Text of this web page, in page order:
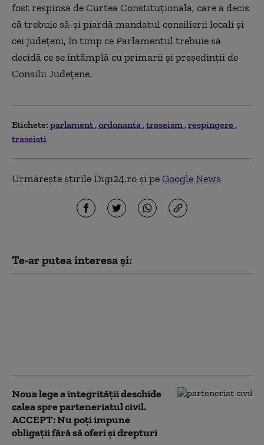
fost respinsă de Curtea Constituţională, care a decis
că trebuie să-şi piardă mandatul consilierii locali şi
cei judeţeni, în timp ce Parlamentul trebuie să
decidă ce se întâmplă cu primarii şi preşedinţii de
Consilii Judeţene.
Etichete: parlament ordonanta traseism respingere
traseisti
Urmărește știrile Digi24.ro și peGoogle News
Te-ar putea interesa și:
Noua lege a integrității deschide
calea spre parteneriatul civil.
ACCEPT: Nu poți impune
obligații fără să oferi și drepturi